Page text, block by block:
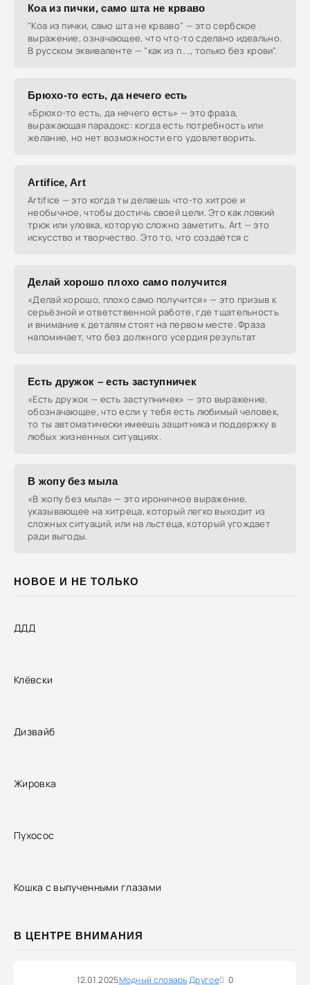
НОВОЕ И НЕ ТОЛЬКО
ДДД
Клёвски
Дизвайб
Жировка
Пухосос
Кошка с выпученными глазами
В ЦЕНТРЕ ВНИМАНИЯ
12.01.2025Модный словарьДругое 0
Коа из пички, само шта не крваво
"Коа из пички, само шта не крваво" — это сербское
выражение, означающее, что что-то сделано идеально.
В русском эквиваленте — "как из п...., только без крови".
Брюхо-то есть, да нечего есть
«Брюхо-то есть, да нечего есть» — это фраза,
выражающая парадокс: когда есть потребность или
желание, но нет возможности его удовлетворить.
Artifice, Art
Artifice — это когда ты делаешь что-то хитрое и
необычное, чтобы достичь своей цели. Это как ловкий
трюк или уловка, которую сложно заметить. Art — это
искусство и творчество. Это то, что создаётся с
Делай хорошо плохо само получится
«Делай хорошо, плохо само получится» — это призыв к
серьёзной и ответственной работе, где тщательность
и внимание к деталям стоят на первом месте. Фраза
напоминает, что без должного усердия результат
Есть дружок – есть заступничек
«Есть дружок — есть заступничек» — это выражение,
обозначающее, что если у тебя есть любимый человек,
то ты автоматически имеешь защитника и поддержку в
любых жизненных ситуациях.
В жопу без мыла
«В жопу без мыла» — это ироничное выражение,
указывающее на хитреца, который легко выходит из
сложных ситуаций, или на льстеца, который угождает
ради выгоды.